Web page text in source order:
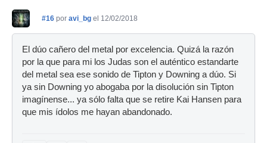
#16 por avi_bg el 12/02/2018
El dúo cañero del metal por excelencia. Quizá la razón
por la que para mi los Judas son el auténtico estandarte
del metal sea ese sonido de Tipton y Downing a dúo. Si
ya sin Downing yo abogaba por la disolución sin Tipton
imagínense... ya sólo falta que se retire Kai Hansen para
que mis ídolos me hayan abandonado.